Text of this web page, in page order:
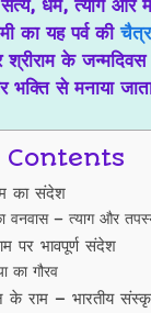
धर्म, त्याग और
का यह पर्व की
के
भक्ति से मनाया
का संदेश
वनवास – त्याग और
पर भावपूर्ण संदेश
का गौरव
– भारतीय